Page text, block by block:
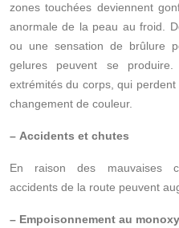
zones touchées deviennent
anormale de la peau au froid.
ou une sensation de brûlure
gelures peuvent se
extrémités du corps, qui
changement de couleur.
– Accidents et chutes
En raison des mauvaises
accidents de la route peuvent
– Empoisonnement au